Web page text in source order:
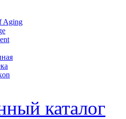
Aging
каталог